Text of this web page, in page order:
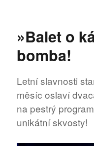
»Balet o
bomba!
Letní slavnosti
měsíc oslaví
na pestrý
unikátní skvosty!